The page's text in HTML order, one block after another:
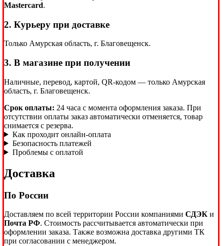
Mastercard.
2. Курьеру при доставке
Только Амурская область, г. Благовещенск.
3. В магазине при получении
Наличные, перевод, картой, QR-кодом — только Амурская
область, г. Благовещенск.
Срок оплаты: 24 часа с момента оформления заказа. При
отсутствии оплаты заказ автоматически отменяется, товар
снимается с резерва.
Как проходит онлайн-оплата
Безопасность платежей
Проблемы с оплатой
Доставка
По России
Доставляем по всей территории России компаниями СДЭК и
Почта РФ. Стоимость рассчитывается автоматически при
оформлении заказа. Также возможна доставка другими ТК
при согласовании с менеджером.